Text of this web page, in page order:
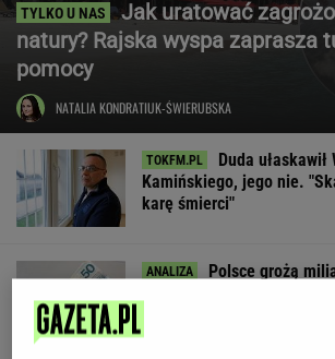
Jak uratować
natury? Rajska wyspa zaprasza
pomocy
NATALIA KONDRATIUK-ŚWIERUBSKA
Duda ułaskawił
Kamińskiego, jego nie.
karę śmierci"
Polsce grożą